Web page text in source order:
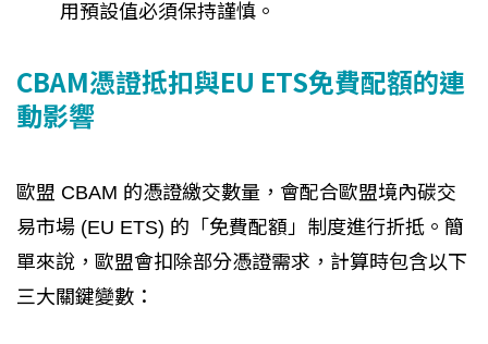
用預設值必須保持謹慎。
CBAM憑證抵扣與EU ETS免費配額的連
動影響
歐盟 CBAM 的憑證繳交數量，會配合歐盟境內碳交
易市場 (EU ETS) 的「免費配額」制度進行折抵。簡
單來說，歐盟會扣除部分憑證需求，計算時包含以下
三大關鍵變數：